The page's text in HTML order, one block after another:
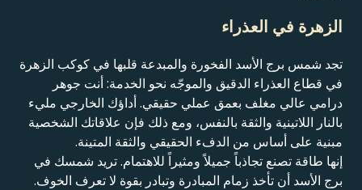
الزهرة في العذراء
تجد شمس برج الأسد الفخورة والمبدعة قلبها في كوكب الزهرة
في قطاع العذراء الدقيق والموجّه نحو الخدمة: أنت جوهر
درامي عالي مغلف بعمق عملي حقيقي. أداؤك الخارجي مليء
بالنار اللاتينية والثقة بالنفس، ومع ذلك فإن علاقاتك الشخصية
مبنية على أساس من الدفء الحقيقي والثقة المتينة.
إنها طاقة تصنع تجاذباً جميلاً ومثيراً للاهتمام. تريد شمسك في
برج الأسد أن تأخذ زمام المبادرة وتبادر بقوة لا تعرف الخوف.